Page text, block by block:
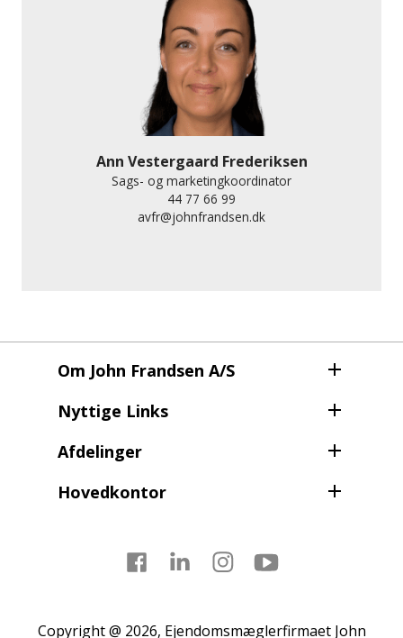
Ann Vestergaard Frederiksen
Sags- og marketingkoordinator
44 77 66 99
avfr@johnfrandsen.dk
Om John Frandsen A/S
Nyttige Links
Afdelinger
Hovedkontor
FacebookLinkedIn Instagram
Copyright @ 2026, Ejendomsmæglerfirmaet John